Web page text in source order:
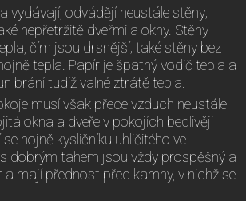
vydávají, odvádějí neustále stěny;
nepřetržitě dveřmi a okny. Stěny
čím jsou drsnější; také stěny bez
tepla. Papír je špatný vodič tepla a
brání tudíž valné ztrátě tepla.
musí však přece vzduch neustále
okna a dveře v pokojích bedlivěji
hojně kysličníku uhličitého ve
dobrým tahem jsou vždy prospěšný a
a mají přednost před kamny, v nichž se